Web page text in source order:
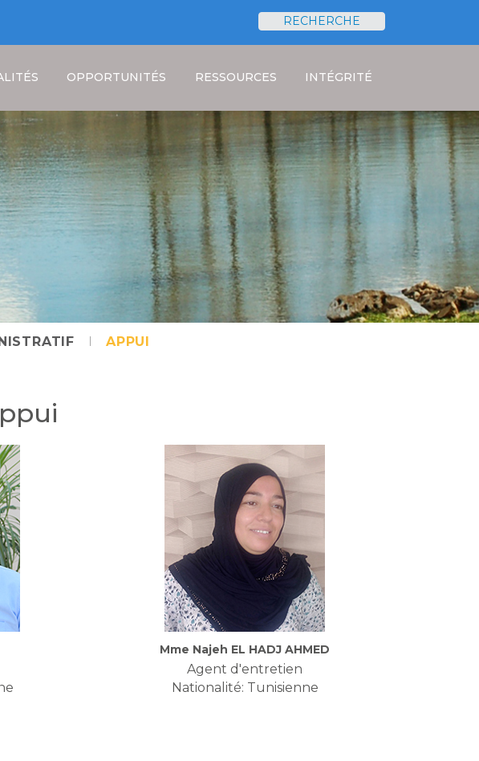
RECHERCHE
OPPORTUNITÉS RESSOURCES INTÉGRITÉ
APPUI
Mme Najeh EL HADJ AHMED
Agent d'entretien
Nationalité: Tunisienne